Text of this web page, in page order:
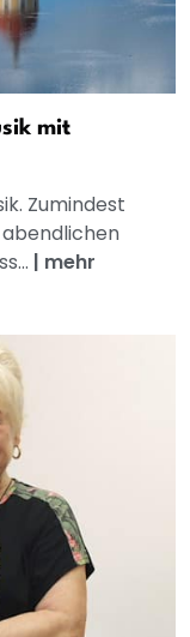
mit
Zumindest
abendlichen
| mehr